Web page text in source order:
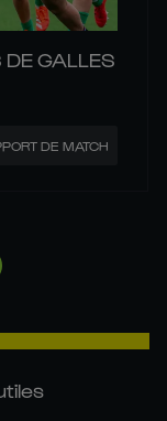
DE GALLES
DE MATCH